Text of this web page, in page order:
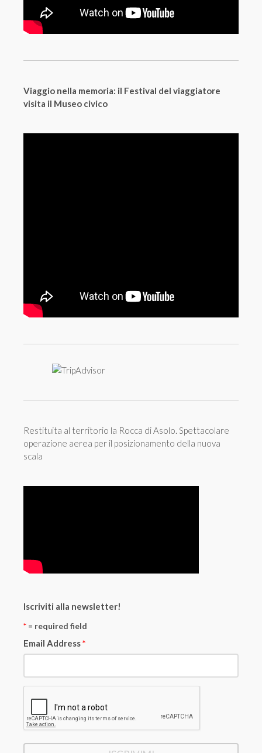
Viaggio nella memoria: il Festival del viaggiatore
visita il Museo civico
Restituita al territorio la Rocca di Asolo. Spettacolare
operazione aerea per il posizionamento della nuova
scala
Iscriviti alla newsletter!
* = required field
Email Address*